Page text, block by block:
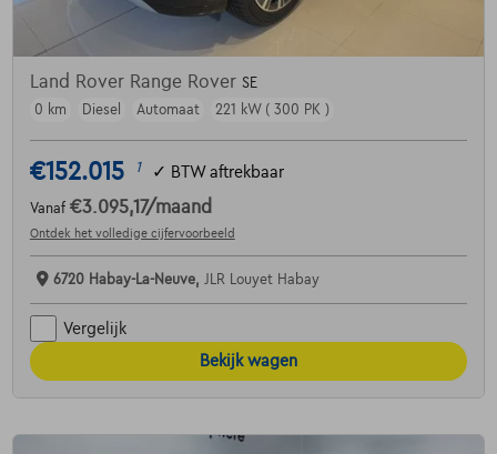
Land Rover Range Rover SE
0 km
Diesel Automaat 221 kW ( 300 PK )
€152.015 1 ✓ BTW aftrekbaar
Vanaf €3.095,17/maand
Ontdek het volledige cijfervoorbeeld
6720 Habay-La-Neuve, JLR Louyet Habay
Vergelijk
Bekijk wagen